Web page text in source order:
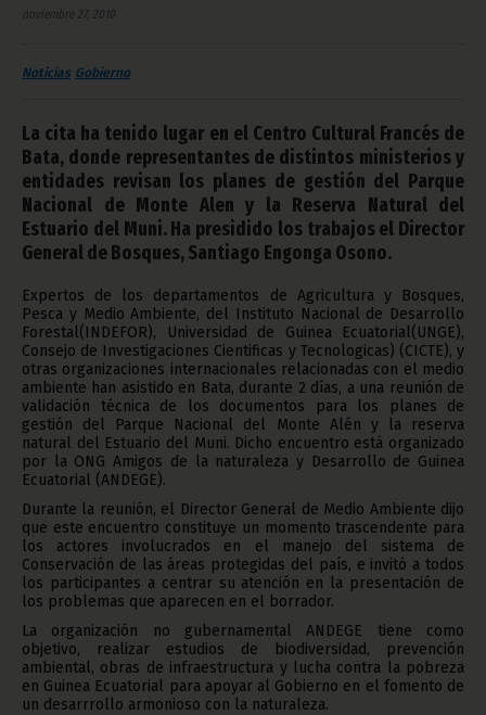
noviembre 27, 2010
Noticias Gobierno
La cita ha tenido lugar en el Centro Cultural Francés de
Bata, donde representantes de distintos ministerios y
entidades revisan los planes de gestión del Parque
Nacional de Monte Alen y la Reserva Natural del
Estuario del Muni. Ha presidido los trabajos el Director
General de Bosques, Santiago Engonga Osono.
Expertos de los departamentos de Agricultura y Bosques,
Pesca y Medio Ambiente, del Instituto Nacional de Desarrollo
Forestal(INDEFOR), Universidad de Guinea Ecuatorial(UNGE),
Consejo de Investigaciones Cientificas y Tecnologicas) (CICTE), y
otras organizaciones internacionales relacionadas con el medio
ambiente han asistido en Bata, durante 2 días, a una reunión de
validación técnica de los documentos para los planes de
gestión del Parque Nacional del Monte Alén y la reserva
natural del Estuario del Muni. Dicho encuentro está organizado
por la ONG Amigos de la naturaleza y Desarrollo de Guinea
Ecuatorial (ANDEGE).
Durante la reunión, el Director General de Medio Ambiente dijo
que este encuentro constituye un momento trascendente para
los actores involucrados en el manejo del sistema de
Conservación de las áreas protegidas del país, e invitó a todos
los participantes a centrar su atención en la presentación de
los problemas que aparecen en el borrador.
La organización no gubernamental ANDEGE tiene como
objetivo, realizar estudios de biodiversidad, prevención
ambiental, obras de infraestructura y lucha contra la pobreza
en Guinea Ecuatorial para apoyar al Gobierno en el fomento de
un desarrrollo armonioso con la naturaleza.